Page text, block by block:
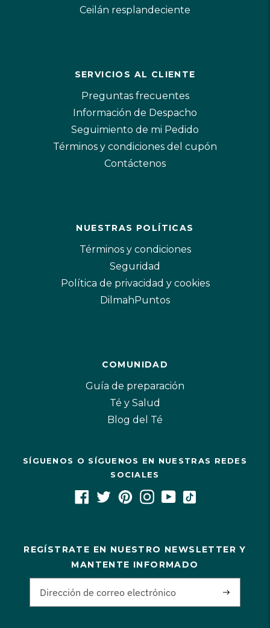
Ceilán resplandeciente
SERVICIOS AL CLIENTE
Preguntas frecuentes
Información de Despacho
Seguimiento de mi Pedido
Términos y condiciones del cupón
Contáctenos
NUESTRAS POLÍTICAS
Términos y condiciones
Seguridad
Política de privacidad y cookies
DilmahPuntos
COMUNIDAD
Guía de preparación
Té y Salud
Blog del Té
SÍGUENOS O SÍGUENOS EN NUESTRAS REDES
SOCIALES
REGÍSTRATE EN NUESTRO NEWSLETTER Y
MANTENTE INFORMADO